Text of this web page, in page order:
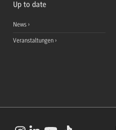
Up to date
News
Veranstaltungen